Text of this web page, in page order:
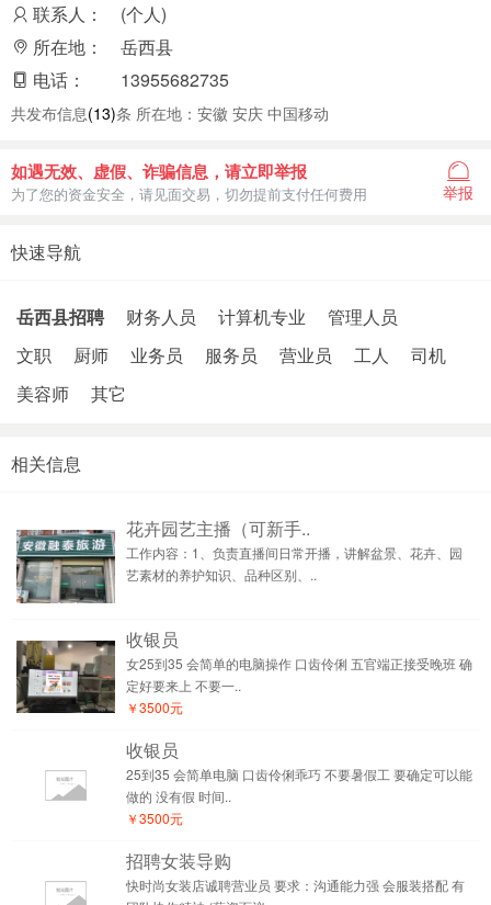
联系人：
(个人)
所在地：
岳西县
电话：
13955682735
共发布信息(13)条 所在地：安徽 安庆 中国移动
如遇无效、虚假、诈骗信息，请立即举报
为了您的资金安全，请见面交易，切勿提前支付任何费用 举报
快速导航
岳西县招聘 财务人员 计算机专业
管理人员
文职
厨师 业务员 服务员 营业员 工人
司机
美容师
其它
相关信息
花卉园艺主播（可新手..
工作内容：1、负责直播间日常开播，讲解盆景、花卉、园
艺素材的养护知识、品种区别、..
收银员
女25到35 会简单的电脑操作 口齿伶俐 五官端正接受晚班 确
定好要来上 不要一..
￥3500元
收银员
25到35 会简单电脑 口齿伶俐乖巧 不要暑假工 要确定可以能
做的 没有假 时间..
￥3500元
招聘女装导购
快时尚女装店诚聘营业员 要求：沟通能力强 会服装搭配 有